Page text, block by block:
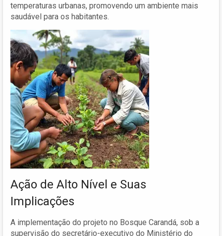
temperaturas urbanas, promovendo um ambiente mais
saudável para os habitantes.
Ação de Alto Nível e Suas
Implicações
A implementação do projeto no Bosque Carandá, sob a
supervisão do secretário-executivo do Ministério do